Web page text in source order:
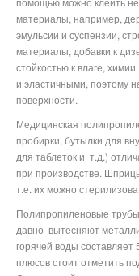
материалы, например,
эмульсии и суспензии,
материалы, добавки к
стойкостью к влаге,
и эластичными, поэтому
поверхности.
Медицинская
пробирки, бутылки для
для таблеток и т.д.)
при производстве.
т.е. их можно
Полипропиленовые
давно вытесняют
горячей воды
плюсов стоит отметить